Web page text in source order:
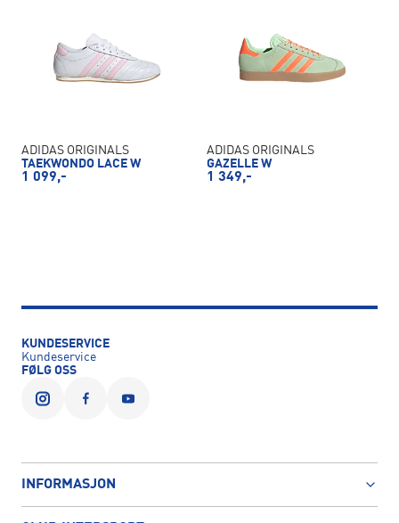
ADIDAS ORIGINALS
TAEKWONDO LACE W
1 099,-
ADIDAS ORIGINALS
GAZELLE W
1 349,-
KUNDESERVICE
Kundeservice
FØLG OSS
INFORMASJON